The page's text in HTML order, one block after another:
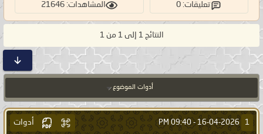
تعليقات: 0 المشاهدات: 21646
النتائج 1 إلى 1 من 1
أدوات الموضوع
1
16-04-2026 -
09:40 PM أدوات